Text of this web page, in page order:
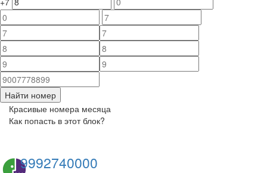
Найти номер
Красивые номера месяца
Как попасть в этот блок?
9992740000